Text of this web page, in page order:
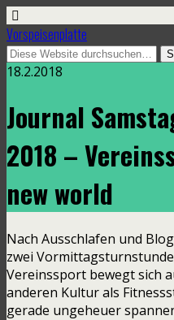
Vorspeisenplatte
18.2.2018
Journal
2018 –
new world
Nach Ausschlafen und
zwei
Vereinssport bewegt sich
anderen Kultur als
gerade ungeheuer